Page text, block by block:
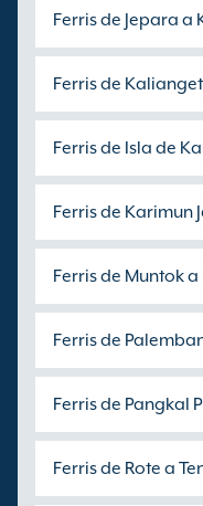
Ferris de Jepara a
Ferris de
Ferris de Isla de
Ferris de Karimun
Ferris de Muntok
Ferris de
Ferris de Pangkal
Ferris de Rote a